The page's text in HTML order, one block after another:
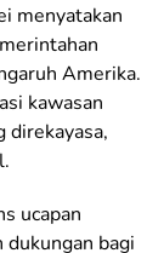
menyatakan
Amerika.
kawasan
direkayasa,
ucapan
bagi